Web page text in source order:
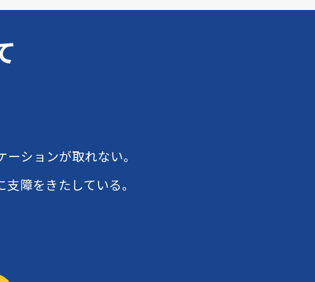
ションが取れない。
障をきたしている。